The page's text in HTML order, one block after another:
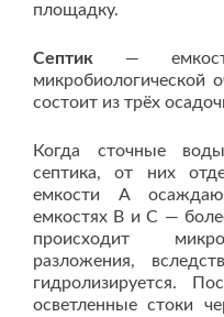
площадку.
Септик —
микробиологической
состоит из трёх
Когда сточные
септика, от них
емкости A
емкостях B и C —
происходит
разложения,
гидролизируется.
осветленные стоки